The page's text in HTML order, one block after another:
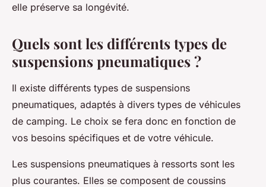
elle préserve sa longévité.
Quels sont les différents types de
suspensions pneumatiques ?
Il existe différents types de suspensions
pneumatiques, adaptés à divers types de véhicules
de camping. Le choix se fera donc en fonction de
vos besoins spécifiques et de votre véhicule.
Les suspensions pneumatiques à ressorts sont les
plus courantes. Elles se composent de coussins